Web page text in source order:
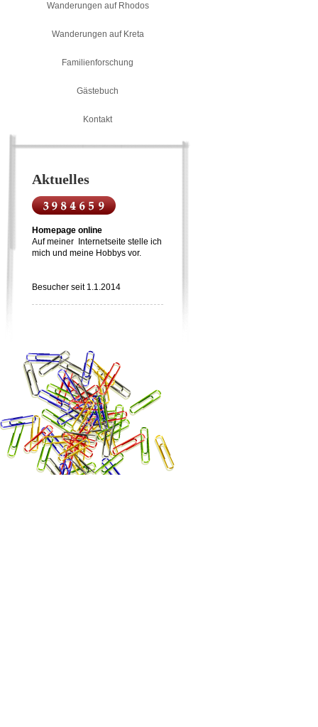
Wanderungen auf Rhodos
Wanderungen auf Kreta
Familienforschung
Gästebuch
Kontakt
Aktuelles
Homepage online
Auf meiner Internetseite stelle ich
mich und meine Hobbys vor.
Besucher seit 1.1.2014